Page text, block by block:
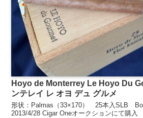
Hoyo de Monterrey Le Hoyo Du
ンテレイ レ オヨ デュ グルメ
形状：Palmas（33×170） 25本入SLB
2013/4/28 Cigar Oneオークションにて購